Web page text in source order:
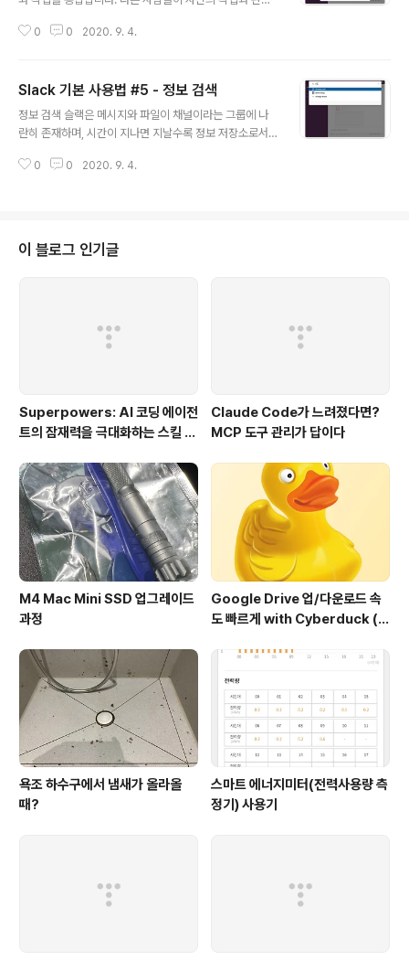
s/anchoacphlfbdomdlomnbbfhcmcdm..
두사를 사용하기 시작했습니다. 잘 정리된 룰로 채널을 찾
채널 생성하기 크게 채널은 조직을 위한 private 채널, 그
리고 목적에 적합한 형태의 public 채널을 만들게 되며, 대
략 다음과 같은 prefix를 기반으로 채널을 생성하게 됩니
의 구성도와 같이 맞춥니다. ( private channel ) help :
0 0 2020. 9. 4.
Slack 기본 사용법 #5 - 정보 검색
정보 검색 슬랙은 메시지와 파일이 채널이라는 그룹에 나
란히 존재하며, 시간이 지나면 지날수록 정보 저장소로서
강력한 검색을 통해 아주 손쉽게 정보를 검색할 수 있게 됩
시지 저장하기 파일 또는 메시지를 저장하면, 중요한 메시
지 및 파일 목록을 만들어 사이드 바에서 빠르게 억세스(S
을 인지시킬 수 있도록..
0 0 2020. 9. 4.
이 블로그 인기글
Superpowers: AI 코딩 에이전
트의 잠재력을 극대화하는 스킬 프
Claude Code가 느려졌다면?
MCP 도구 관리가 답이다
M4 Mac Mini SSD 업그레이드
과정
Google Drive 업/다운로드 속
도 빠르게 with Cyberduck (구
가??)
욕조 하수구에서 냄새가 올라올
때?
스마트 에너지미터(전력사용량 측
정기) 사용기